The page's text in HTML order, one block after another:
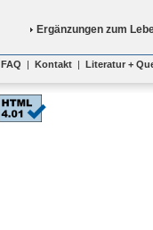
Ergänzungen zum
FAQ | Kontakt | Literatur +